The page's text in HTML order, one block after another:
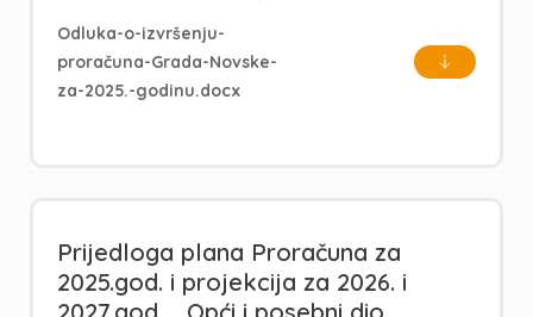
Odluka-o-izvršenju-
proračuna-Grada-Novske-
za-2025.-godinu.docx
Prijedloga plana Proračuna za
2025.god. i projekcija za 2026. i